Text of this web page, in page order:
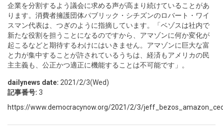
企業を分割するよう議会に求める声が高まり続けていることがあ
ります。消費者擁護団体パブリック・シチズンのロバート・ワイ
スマン代表は、つぎのように指摘しています。「ベゾスは社内で
新たな役割を担うことになるのですから、アマゾンに何か変化が
起こるなどと期待するわけにはいきません。アマゾンに巨大な富
と力が集中することが許されているうちは、経済もアメリカの民
主主義も、公正かつ適正に機能することは不可能です」。
dailynews date: 2021/2/3(Wed)
記事番号: 3
https://www.democracynow.org/2021/2/3/